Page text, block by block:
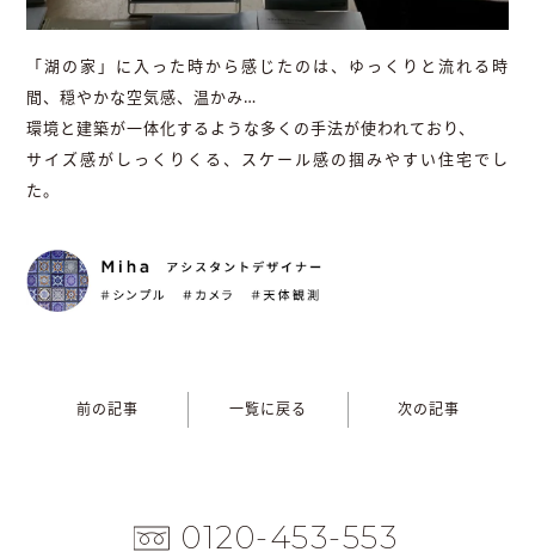
「湖の家」に入った時から感じたのは、ゆっくりと流れる時
間、穏やかな空気感、温かみ…
環境と建築が一体化するような多くの手法が使われており、
サイズ感がしっくりくる、スケール感の掴みやすい住宅でし
た。
前の記事 一覧に戻る 次の記事
0120-453-553